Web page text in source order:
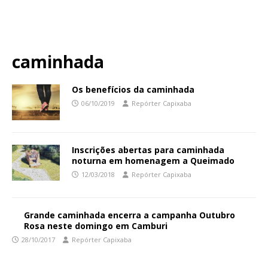
caminhada
Os benefícios da caminhada
06/10/2019 Repórter Capixaba
Inscrições abertas para caminhada
noturna em homenagem a Queimado
12/03/2018 Repórter Capixaba
Grande caminhada encerra a campanha Outubro
Rosa neste domingo em Camburi
28/10/2017 Repórter Capixaba